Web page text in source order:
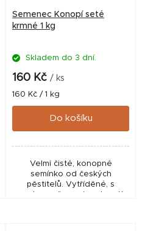
Semenec Konopí seté
krmné 1 kg
Skladem do 3 dní.
160 Kč / ks
Měrná
cena:
160 Kč / 1 kg
Do košíku
Velmi čisté, konopné
semínko od českých
pěstitelů. Vytříděné, s
vysokou měrnou hmotností -